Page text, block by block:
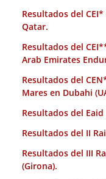
Resultados del CEI*
Qatar.
Resultados del
Arab Emirates
Resultados del
Mares en Dubahi
Resultados del
Resultados del II
Resultados del III
(Girona).